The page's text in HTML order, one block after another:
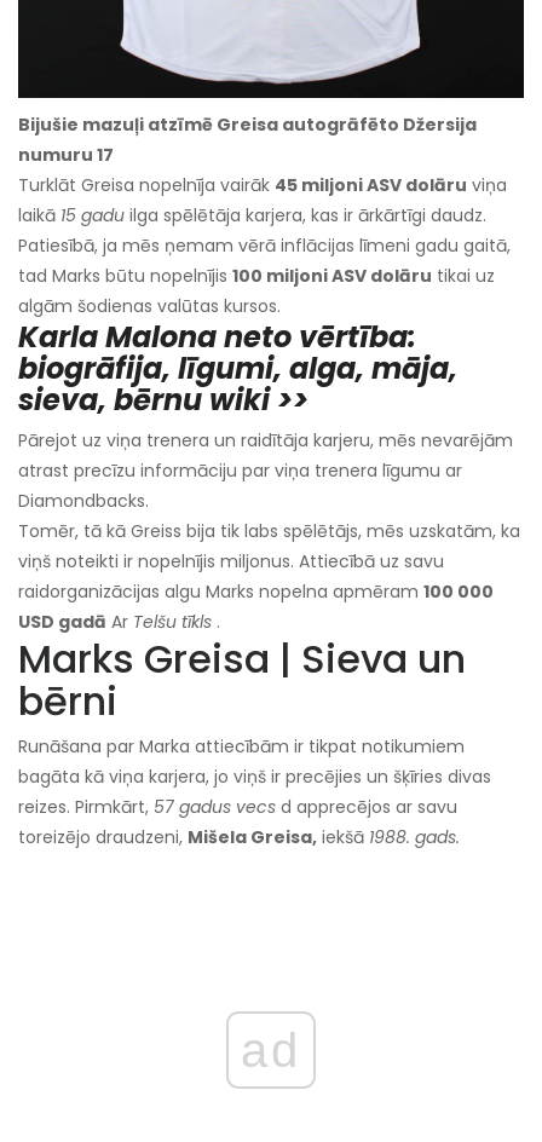
Bijušie mazuļi atzīmē Greisa autogrāfēto Džersija
numuru 17
Turklāt Greisa nopelnīja vairāk 45 miljoni ASV dolāru viņa
laikā 15 gadu ilga spēlētāja karjera, kas ir ārkārtīgi daudz.
Patiesībā, ja mēs ņemam vērā inflācijas līmeni gadu gaitā,
tad Marks būtu nopelnījis 100 miljoni ASV dolāru tikai uz
algām šodienas valūtas kursos.
Karla Malona neto vērtība:
biogrāfija, līgumi, alga, māja,
sieva, bērnu wiki >>
Pārejot uz viņa trenera un raidītāja karjeru, mēs nevarējām
atrast precīzu informāciju par viņa trenera līgumu ar
Diamondbacks.
Tomēr, tā kā Greiss bija tik labs spēlētājs, mēs uzskatām, ka
viņš noteikti ir nopelnījis miljonus. Attiecībā uz savu
raidorganizācijas algu Marks nopelna apmēram 100 000
USD gadā Ar Telšu tīkls .
Marks Greisa | Sieva un
bērni
Runāšana par Marka attiecībām ir tikpat notikumiem
bagāta kā viņa karjera, jo viņš ir precējies un šķīries divas
reizes. Pirmkārt, 57 gadus vecs d apprecējos ar savu
toreizējo draudzeni, Mišela Greisa, iekšā 1988. gads.
ad